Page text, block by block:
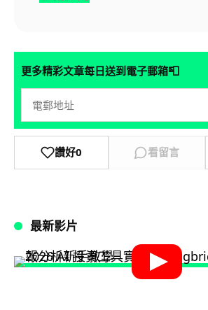
更多精彩文章每日送到電子郵箱📮
讚好0 看留言
最新影片